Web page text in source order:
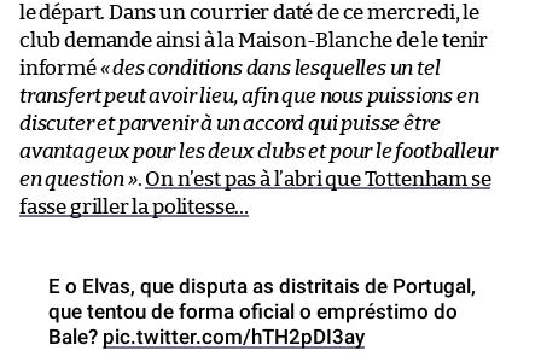
le départ. Dans un courrier daté de ce mercredi, le
club demande ainsi à la Maison-Blanche de le tenir
informé« des conditions dans lesquelles un tel
transfert peut avoir lieu, afin que nous puissions en
discuter et parvenir à un accord qui puisse être
avantageux pour les deux clubs et pour le footballeur
en question ». On n’est pas à l’abri que Tottenham se
fasse griller la politesse…
E o Elvas, que disputa as distritais de Portugal,
que tentou de forma oficial o empréstimo do
Bale? pic.twitter.com/hTH2pDI3ay